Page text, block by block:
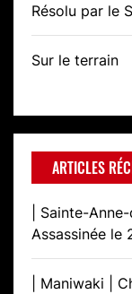
Résolu par le
Sur le terrain
ARTICLES
| Sainte-
Assassinée le
| Maniwaki |